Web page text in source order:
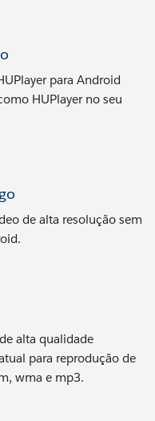
para Android
HUPlayer no seu
de alta resolução sem
alta qualidade
para reprodução de
wma e mp3.